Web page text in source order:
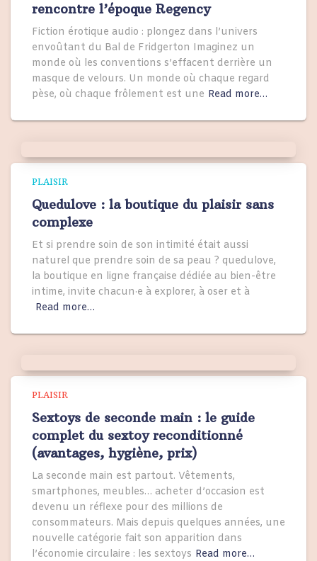
rencontre l’époque Regency
Fiction érotique audio : plongez dans l’univers
envoûtant du Bal de Fridgerton Imaginez un
monde où les conventions s’effacent derrière un
masque de velours. Un monde où chaque regard
pèse, où chaque frôlement est une Read more…
PLAISIR
Quedulove : la boutique du plaisir sans
complexe
Et si prendre soin de son intimité était aussi
naturel que prendre soin de sa peau ? quedulove,
la boutique en ligne française dédiée au bien-être
intime, invite chacun·e à explorer, à oser et à
Read more…
PLAISIR
Sextoys de seconde main : le guide
complet du sextoy reconditionné
(avantages, hygiène, prix)
La seconde main est partout. Vêtements,
smartphones, meubles… acheter d’occasion est
devenu un réflexe pour des millions de
consommateurs. Mais depuis quelques années, une
nouvelle catégorie fait son apparition dans
l’économie circulaire : les sextoys Read more…